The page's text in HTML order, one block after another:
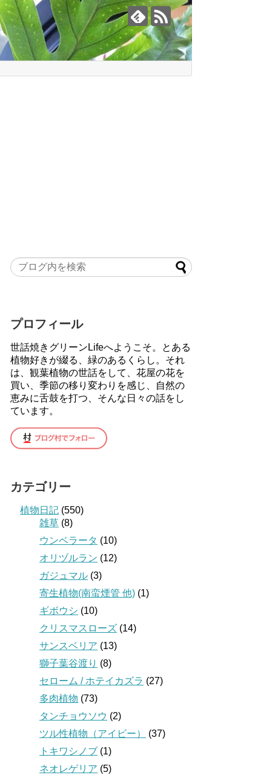
プロフィール
世話焼きグリーンLifeへようこそ。とある
植物好きが綴る、緑のあるくらし。それ
は、観葉植物の世話をして、花屋の花を
買い、季節の移り変わりを感じ、自然の
恵みに舌鼓を打つ、そんな日々の話をし
ています。
カテゴリー
植物日記 (550)
雑草 (8)
ウンベラータ (10)
オリヅルラン (12)
ガジュマル (3)
寄生植物(南蛮煙管 他) (1)
ギボウシ (10)
クリスマスローズ (14)
サンスベリア (13)
獅子葉谷渡り (8)
セローム / ホテイカズラ (27)
多肉植物 (73)
タンチョウソウ (2)
ツル性植物（アイビー）
(37)
トキワシノブ (1)
ネオレゲリア (5)